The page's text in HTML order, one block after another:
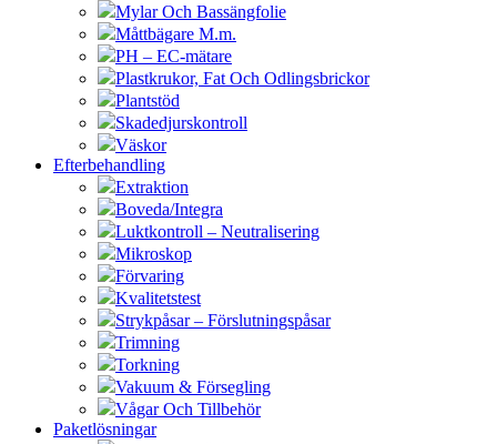
Mylar Och Bassängfolie
Måttbägare M.m.
PH – EC-mätare
Plastkrukor, Fat Och Odlingsbrickor
Plantstöd
Skadedjurskontroll
Väskor
Efterbehandling
Extraktion
Boveda/Integra
Luktkontroll – Neutralisering
Mikroskop
Förvaring
Kvalitetstest
Strykpåsar – Förslutningspåsar
Trimning
Torkning
Vakuum & Försegling
Vågar Och Tillbehör
Paketlösningar